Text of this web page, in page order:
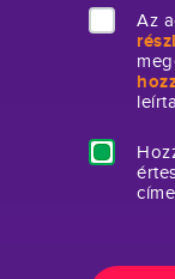
Az